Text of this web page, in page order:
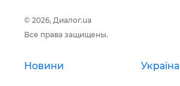
© 2026, Диалог.ua
Все права защищены.
Новини Україна